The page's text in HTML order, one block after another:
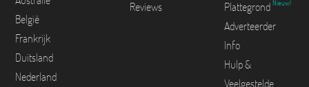
België
Frankrijk
Duitsland
Nederland
Reviews
Plattegrond Nieuw!
Adverteerder
Info
Hulp &
Veelgestelde